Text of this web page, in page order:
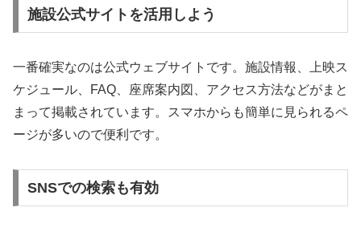
施設公式サイトを活用しよう
一番確実なのは公式ウェブサイトです。施設情報、上映ス
ケジュール、FAQ、座席案内図、アクセス方法などがまと
まって掲載されています。スマホからも簡単に見られるペ
ージが多いので便利です。
SNSでの検索も有効